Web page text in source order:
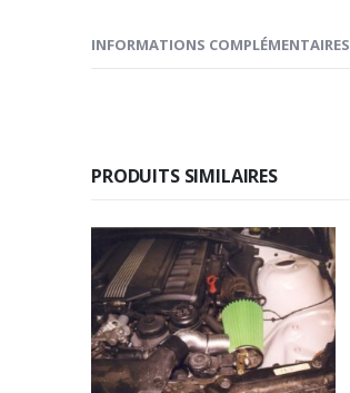
INFORMATIONS COMPLÉMENTAIRES
PRODUITS SIMILAIRES